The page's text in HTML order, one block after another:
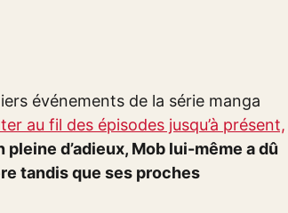
événements de la série manga
au fil des épisodes jusqu’à présent,
pleine d’adieux, Mob lui-même a dû
tandis que ses proches